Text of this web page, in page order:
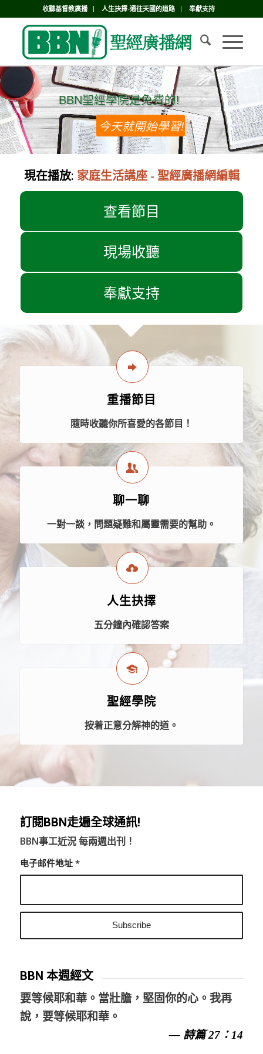
收聽基督教廣播 人生抉擇-通往天國的道路 奉獻支持
BBN聖經學院是免費的!
BBN聖經學院是免費的!
今天就開始學習!
現在播放: 家庭生活講座 - 聖經廣播網編輯
查看節目
現場收聽
奉獻支持
重播節目
隨時收聽你所喜愛的各節目！
聊一聊
一對一談，問題疑難和屬靈需要的幫助。
人生抉擇
五分鐘內確認答案
聖經學院
按着正意分解神的道。
訂閱BBN走遍全球通訊!
BBN事工近況 每兩週出刊！
电子邮件地址 *
BBN 本週經文
要等候耶和華。當壯膽，堅固你的心。我再
說，要等候耶和華。
— 詩篇 27：14